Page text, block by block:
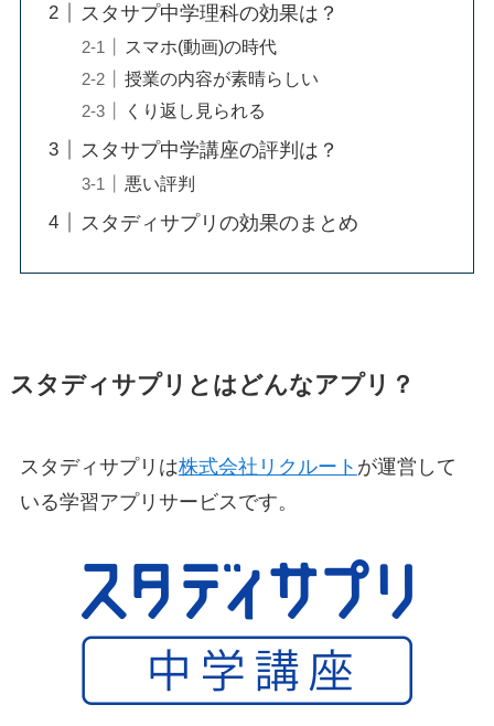
スタサプ中学理科の効果は？
スマホ(動画)の時代
授業の内容が素晴らしい
くり返し見られる
スタサプ中学講座の評判は？
悪い評判
スタディサプリの効果のまとめ
スタディサプリとはどんなアプリ？
スタディサプリは株式会社リクルート が運営して
いる学習アプリサービスです。